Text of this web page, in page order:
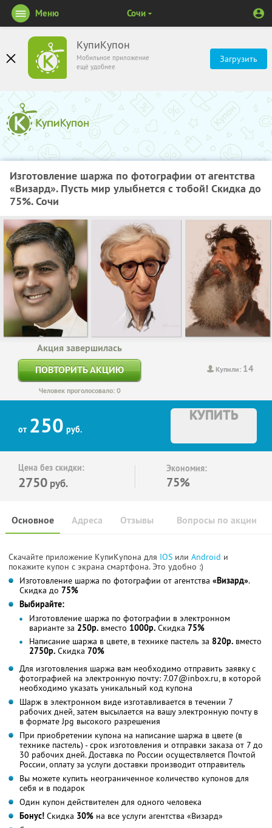
КупиКупон
Мобильное приложение
ещё удобнее
Загрузить
Меню Сочи
Изготовление шаржа по фотографии от агентства
«Визард». Пусть мир улыбнется с тобой! Скидка до
75%. Сочи
Купили: 14
Акция завершилась
ПОВТОРИТЬ АКЦИЮ
Человек проголосовало: 0
от 250 руб.
КУПИТЬ
Цена без скидки:
2750 руб.
Экономия:
75%
Основное Отзывы Вопросы по акции
Адреса
Скачайте приложение КупиКупона для IOS или Android и
покажите купон с экрана смартфона. Это удобно :)
Изготовление шаржа по фотографии от агентства «Визард».
Скидка до 75%
Выбирайте:
Изготовление шаржа по фотографии в электронном
варианте за 250р. вместо 1000р. Скидка 75%
Написание шаржа в цвете, в технике пастель за 820р. вместо
2750р. Скидка 70%
Для изготовления шаржа вам необходимо отправить заявку с
фотографией на электронную почту: 7.07@inbox.ru, в которой
необходимо указать уникальный код купона
Шарж в электронном виде изготавливается в течении 7
рабочих дней, затем высылается на вашу электронную почту в
в формате Jpg высокого разрешения
При приобретении купона на написание шаржа в цвете (в
технике пастель) - срок изготовления и отправки заказа от 7 до
30 рабочих дней. Доставка по России осуществляется Почтой
России, оплату за услуги доставки производит отправитель
Вы можете купить неограниченное количество купонов для
себя и в подарок
Один купон действителен для одного человека
Бонус! Скидка 30% на все услуги агентства «Визард»